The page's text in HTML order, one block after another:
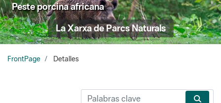
Peste porcina africana
La Xarxa de Parcs Naturals
FrontPage Detalles